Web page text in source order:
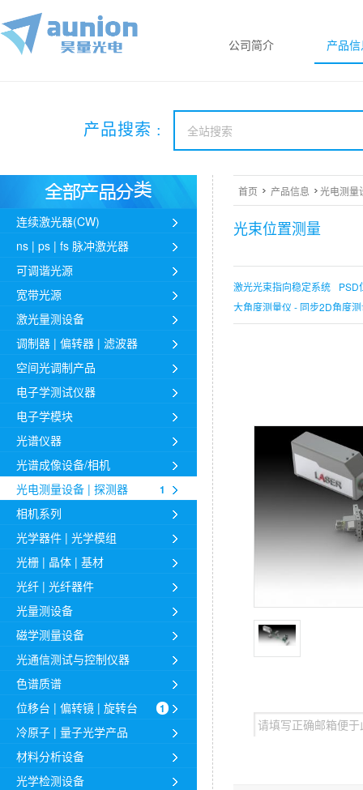
公司简介 产品信
产品搜索 :
连续激光器(CW)
ns | ps | fs 脉冲激光器
可调谐光源
宽带光源
激光量测设备
调制器 | 偏转器 | 滤波器
空间光调制产品
电子学测试仪器
电子学模块
光谱仪器
光谱成像设备/相机
光电测量设备 | 探测器
1
相机系列
光学器件 | 光学模组
光栅 | 晶体 | 基材
光纤 | 光纤器件
光量测设备
磁学测量设备
光通信测试与控制仪器
色谱质谱
位移台 | 偏转镜 | 旋转台
1
冷原子 | 量子光学产品
材料分析设备
光学检测设备
首页 产品信息 光电测量
光束位置测量
激光光束指向稳定系统
PSD
大角度测量仪 - 同步2D角度
楔形角度测量仪- Min. 0.0001°